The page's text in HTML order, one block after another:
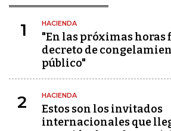
1 HACIENDA
"En las próximas horas
decreto de
público"
2 HACIENDA
Estos son los invitados
internacionales que